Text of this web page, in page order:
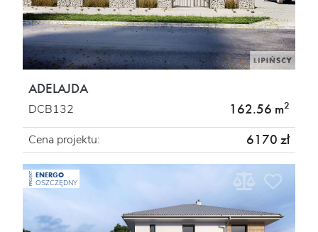
ADELAJDA
DCB132 162.56 m2
Cena projektu: 6170 zł
PROJEKT ENERGO
OSZCZĘDNY